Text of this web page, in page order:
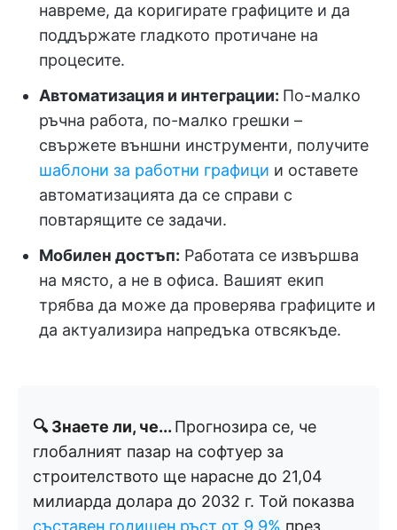
навреме, да коригирате графиците и да
поддържате гладкото протичане на
процесите.
Автоматизация и интеграции: По-малко
ръчна работа, по-малко грешки –
свържете външни инструменти, получите
шаблони за работни графици и оставете
автоматизацията да се справи с
повтарящите се задачи.
Мобилен достъп: Работата се извършва
на място, а не в офиса. Вашият екип
трябва да може да проверява графиците и
да актуализира напредъка отвсякъде.
🔍 Знаете ли, че... Прогнозира се, че
глобалният пазар на софтуер за
строителството ще нарасне до 21,04
милиарда долара до 2032 г. Той показва
съставен годишен ръст от 9,9% през